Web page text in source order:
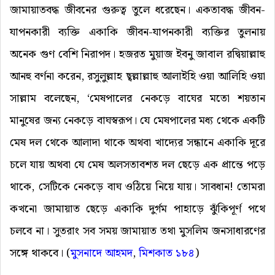
জামায়াতবদ্ধ জীবনের গুরুত্ব তুলে ধরেছেন। একতাবদ্ধ জীবন-
যাপনকারী ব্যক্তি একাকি জীবন-যাপনকারী ব্যক্তির তুলনায়
অনেক গুণ বেশি নিরাপদ। হজরত মুয়াজ ইবনু জাবাল রদ্বিয়াল্লাহু
আনহু বর্ণনা করেন, রসুলুল্লাহ ছ্বল্লাল্লাহু আলাইহি ওয়া আলিহি ওয়া
সাল্লাম বলেছেন, ‘মেষপালের নেকড়ে বাঘের মতো শয়তান
মানুষের জন্য নেকড়ে বাঘস্বরূপ। যে মেষপালের মধ্য থেকে একটি
মেষ দল থেকে আলাদা থাকে অথবা খাদ্যের সন্ধানে একাকি দূরে
চলে যায় অথবা যে মেষ অলসতাবশত দল ছেড়ে এক প্রান্তে পড়ে
থাকে, সেটিকে নেকড়ে বাঘ ওঠিয়ে নিয়ে যায়। সাবধান! তোমরা
কখনো জামায়াত ছেড়ে একাকি দুর্গম পাহাড়ে ঝুঁকিপূর্ণ পথে
চলবে না। সুতরাং সব সময় জামায়াত তথা মুসলিম জনসাধারণের
সঙ্গে থাকবে। (মুসনাদেআহমদ,মিশকাত ১৮৪)